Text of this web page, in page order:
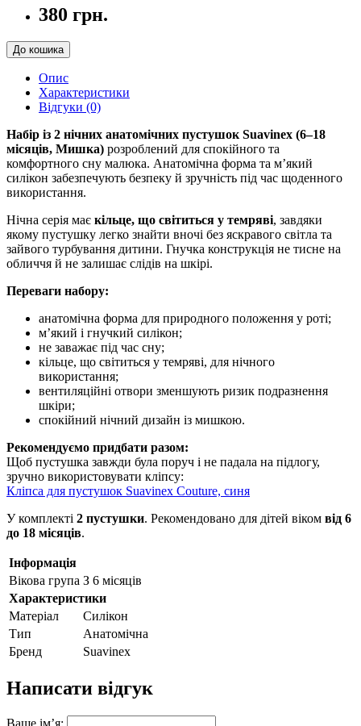
380 грн.
До кошика
Опис
Характеристики
Відгуки (0)
Набір із 2 нічних анатомічних пустушок Suavinex (6–18
місяців, Мишка) розроблений для спокійного та
комфортного сну малюка. Анатомічна форма та м’який
силікон забезпечують безпеку й зручність під час щоденного
використання.
Нічна серія має кільце, що світиться у темряві, завдяки
якому пустушку легко знайти вночі без яскравого світла та
зайвого турбування дитини. Гнучка конструкція не тисне на
обличчя й не залишає слідів на шкірі.
Переваги набору:
анатомічна форма для природного положення у роті;
м’який і гнучкий силікон;
не заважає під час сну;
кільце, що світиться у темряві, для нічного
використання;
вентиляційні отвори зменшують ризик подразнення
шкіри;
спокійний нічний дизайн із мишкою.
Рекомендуємо придбати разом:
Щоб пустушка завжди була поруч і не падала на підлогу,
зручно використовувати кліпсу:
Кліпса для пустушок Suavinex Couture, синя
У комплекті 2 пустушки. Рекомендовано для дітей віком від 6
до 18 місяців.
Інформація
Вікова група З 6 місяців
Характеристики
Матеріал
Силікон
Тип
Анатомічна
Бренд
Suavinex
Написати відгук